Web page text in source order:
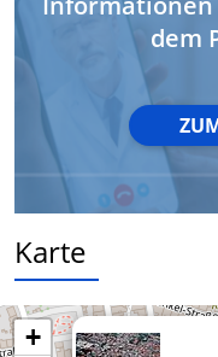
dem
Karte
+
Geräte anhand von
Informationen
Nicht-IAB-
Notwendig
Performance
Funktional
Werbung